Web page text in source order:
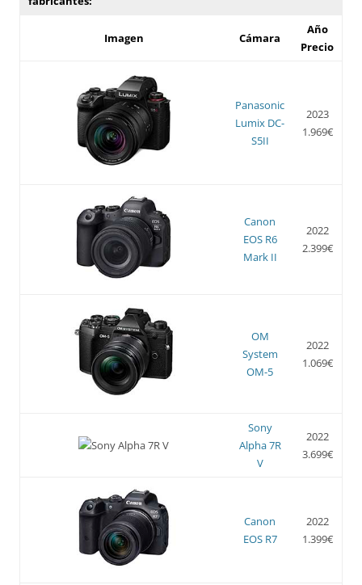
Imagen Cámara
Año
Precio
Panasonic
Lumix DC-
S5II
2023
1.969€
Canon
EOS R6
Mark II
2022
2.399€
OM
System
OM-5
2022
1.069€
Sony
Alpha 7R
V
2022
3.699€
Canon
EOS R7
2022
1.399€